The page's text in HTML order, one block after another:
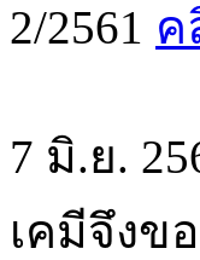
2/2561 ค
7 มิ.ย.
เคมีจึงข